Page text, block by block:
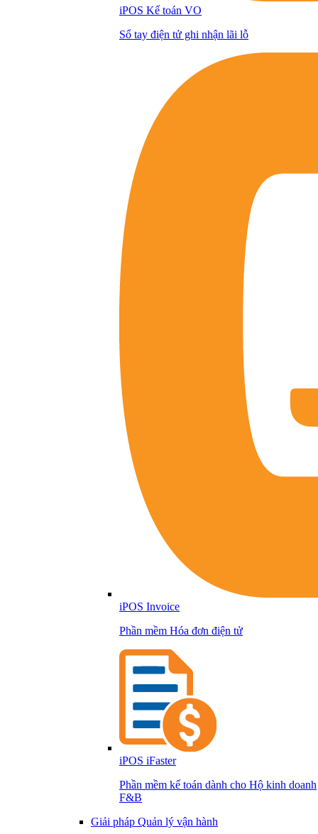
iPOS Kế toán VO
Sổ tay điện tử ghi nhận lãi lỗ
iPOS Invoice
Phần mềm Hóa đơn điện tử
iPOS iFaster
Phần mềm kế toán dành cho Hộ kinh doanh
F&B
Giải pháp Quản lý vận hành